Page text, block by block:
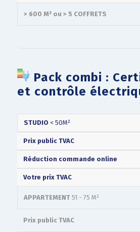
> 600 M² ou > 5 COFFRETS
Pack combi :
et contrôle
PUBLIC
COMMANDE
PRIX
STUDIO < 50M²
APPARTEMENT51 - 75 M²